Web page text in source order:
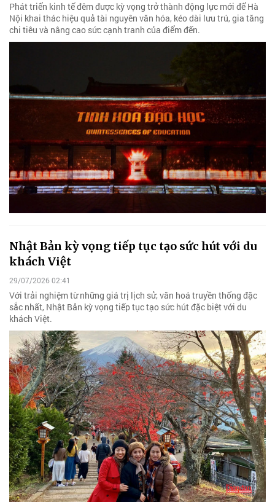
Phát triển kinh tế đêm được kỳ vọng trở thành động lực mới để Hà
Nội khai thác hiệu quả tài nguyên văn hóa, kéo dài lưu trú, gia tăng
chi tiêu và nâng cao sức cạnh tranh của điểm đến.
Nhật Bản kỳ vọng tiếp tục tạo sức hút với du
khách Việt
29/07/2026 02:41
Với trải nghiệm từ những giá trị lịch sử, văn hoá truyền thống đặc
sắc nhất, Nhật Bản kỳ vọng tiếp tục tạo sức hút đặc biệt với du
khách Việt.